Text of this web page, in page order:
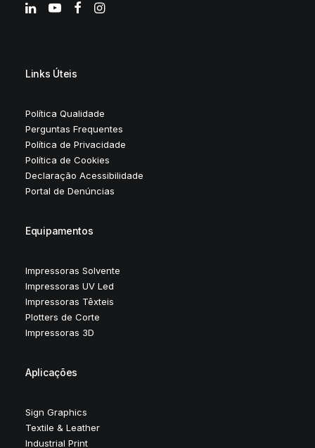
Links Úteis
Política Qualidade
Perguntas Frequentes
Política de Privacidade
Política de Cookies
Declaração Acessibilidade
Portal de Denúncias
Equipamentos
Impressoras Solvente
Impressoras UV Led
Impressoras Têxteis
Plotters de Corte
Impressoras 3D
Aplicações
Sign Graphics
Textile & Leather
Industrial Print